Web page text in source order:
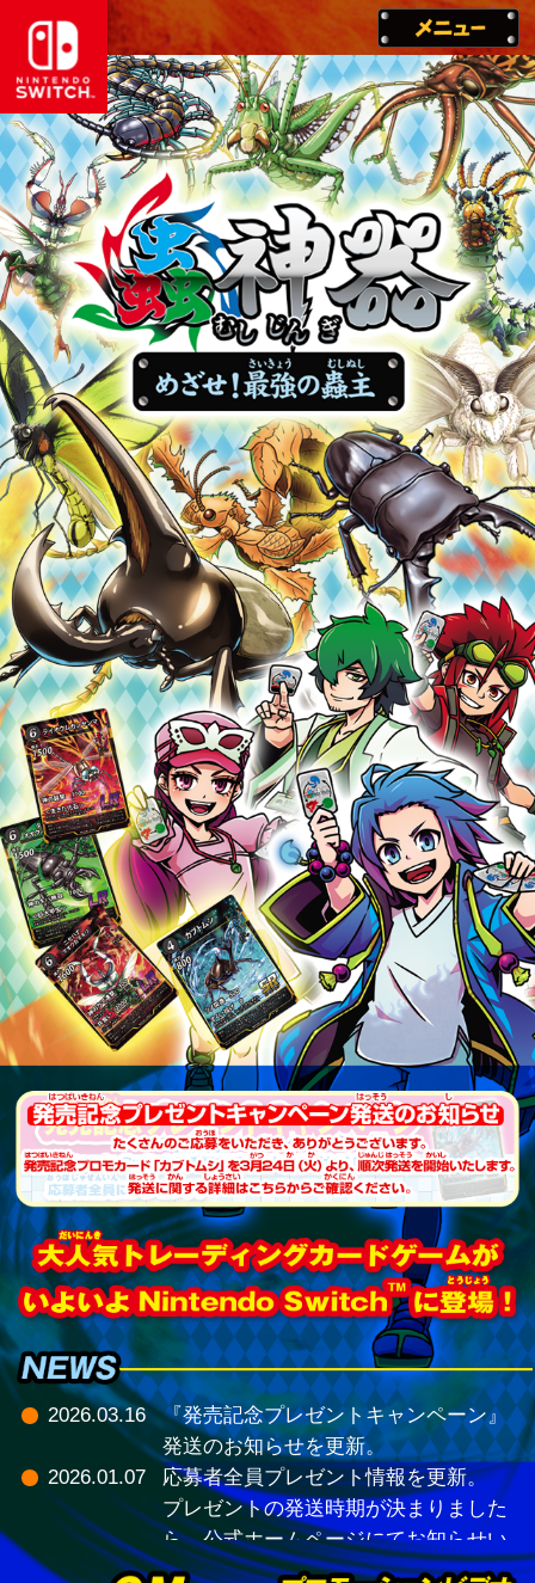
2026.03.16
『発売記念プレゼントキャンペーン』
発送のお知らせを更新。
2026.01.07
応募者全員プレゼント情報を更新。
プレゼントの発送時期が決まりました
ら、公式ホームページにてお知らせい
たします。